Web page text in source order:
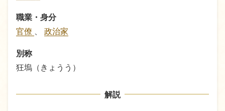
職業・身分
官僚
政治家
別称
狂塢（きょうう）
解説